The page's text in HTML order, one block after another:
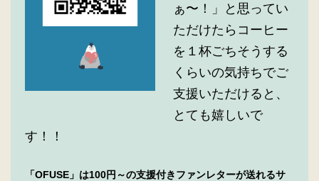
ぁ〜！」と思ってい
ただけたらコーヒー
を１杯ごちそうする
くらいの気持ちでご
支援いただけると、
とても嬉しいで
す！！
「OFUSE」は100円～の支援付きファンレターが送れるサ